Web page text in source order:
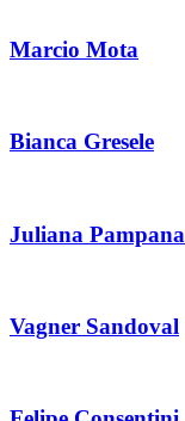
Marcio Mota
Bianca Gresele
Juliana Pampana
Vagner Sandoval